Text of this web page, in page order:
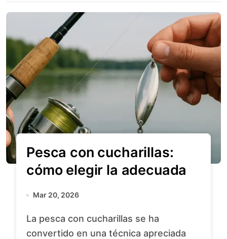
Pesca con cucharillas:
cómo elegir la adecuada
Mar 20, 2026
La pesca con cucharillas se ha
convertido en una técnica apreciada